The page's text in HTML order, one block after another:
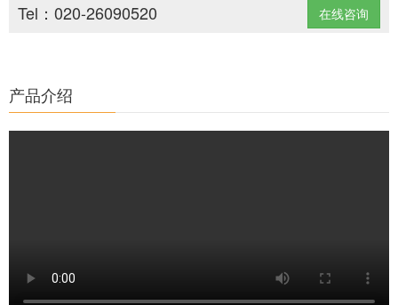
在线咨询
Tel：020-26090520
产品介绍